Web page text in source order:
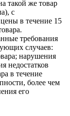
такой же товар
с
в течение 15
требования
случаев:
нарушения
недостатков
в течение
более чем
его